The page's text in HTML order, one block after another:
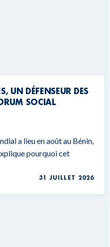
UN DÉFENSEUR DES
SOCIAL
a lieu en août au Bénin,
pourquoi cet
31 JUILLET 2026